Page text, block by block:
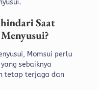
Saat
Momsui perlu
sebaiknya
tetap terjaga dan